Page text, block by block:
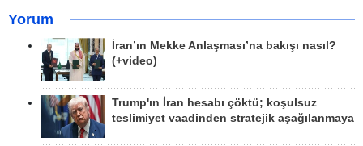
Yorum
İran’ın Mekke Anlaşması’na bakışı nasıl?
(+video)
Trump'ın İran hesabı çöktü; koşulsuz
teslimiyet vaadinden stratejik aşağılanmaya